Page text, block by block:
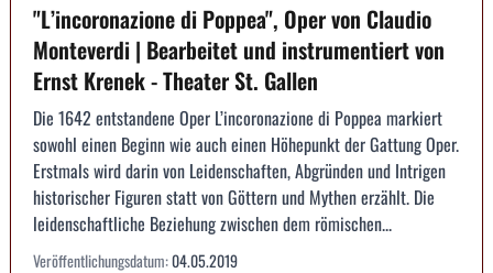
"L’incoronazione di Poppea", Oper von Claudio
Monteverdi | Bearbeitet und instrumentiert von
Ernst Krenek - Theater St. Gallen
Die 1642 entstandene Oper L’incoronazione di Poppea markiert
sowohl einen Beginn wie auch einen Höhepunkt der Gattung Oper.
Erstmals wird darin von Leidenschaften, Abgründen und Intrigen
historischer Figuren statt von Göttern und Mythen erzählt. Die
leidenschaftliche Beziehung zwischen dem römischen...
Veröffentlichungsdatum:04.05.2019